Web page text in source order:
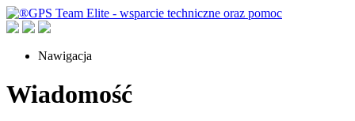
Nawigacja
Wiadomość